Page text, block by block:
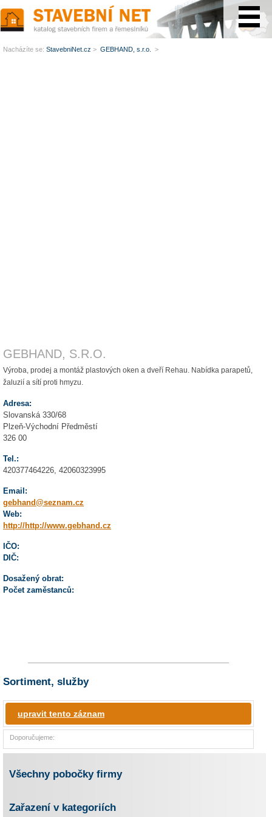
GEBHAND, S.R.O.
Výroba, prodej a montáž plastových oken a dveří Rehau. Nabídka parapetů,
žaluzií a sítí proti hmyzu.
Adresa:
Slovanská 330/68
Plzeň-Východní Předměstí
326 00
Tel.:
420377464226, 42060323995
Email:
gebhand@seznam.cz
Web:
http://http://www.gebhand.cz
IČO:
DIČ:
Dosažený obrat:
Počet zaměstanců:
Sortiment, služby
upravit tento záznam
Doporučujeme:
Všechny pobočky firmy
Zařazení v kategoriích
Nacházíte se: StavebniNet.cz > GEBHAND, s.r.o. >